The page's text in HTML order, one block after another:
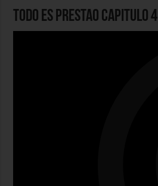
Todo Es Prestao Capitulo 4